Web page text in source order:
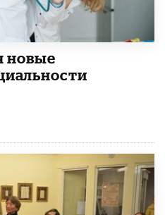
новые